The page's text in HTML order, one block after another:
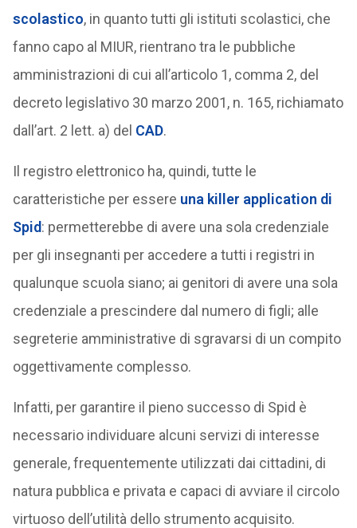
scolastico, in quanto tutti gli istituti scolastici, che
fanno capo al MIUR, rientrano tra le pubbliche
amministrazioni di cui all’articolo 1, comma 2, del
decreto legislativo 30 marzo 2001, n. 165, richiamato
dall’art. 2 lett. a) del CAD.
Il registro elettronico ha, quindi, tutte le
caratteristiche per essere una killer application di
Spid: permetterebbe di avere una sola credenziale
per gli insegnanti per accedere a tutti i registri in
qualunque scuola siano; ai genitori di avere una sola
credenziale a prescindere dal numero di figli; alle
segreterie amministrative di sgravarsi di un compito
oggettivamente complesso.
Infatti, per garantire il pieno successo di Spid è
necessario individuare alcuni servizi di interesse
generale, frequentemente utilizzati dai cittadini, di
natura pubblica e privata e capaci di avviare il circolo
virtuoso dell’utilità dello strumento acquisito.